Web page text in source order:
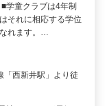
学童クラブは4年制
それに相応する学位
なれます。…
「西新井駅」より徒